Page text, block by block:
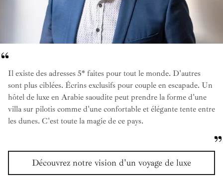
Il existe des adresses 5* faites pour tout le monde. D'autres
sont plus ciblées. Écrins exclusifs pour couple en escapade. Un
hôtel de luxe en Arabie saoudite peut prendre la forme d'une
villa sur pilotis comme d'une confortable et élégante tente entre
les dunes. C'est toute la magie de ce pays.
Découvrez notre vision d'un voyage de luxe